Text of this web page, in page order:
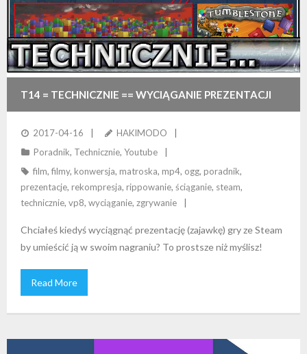
T14 = TECHNICZNIE == WYCIĄGANIE PREZENTACJI
GIER (FILMÓW) ZE STEAM-A
2017-04-16
HAKIMODO
Poradnik, Technicznie, Youtube
film, filmy, konwersja, matroska, mp4, ogg, poradnik,
prezentacje, rekompresja, rippowanie, ściąganie, steam,
technicznie, vp8, wyciąganie, zgrywanie
Chciałeś kiedyś wyciągnąć prezentację (zajawkę) gry ze Steam
by umieścić ją w swoim nagraniu? To prostsze niż myślisz!
Read More